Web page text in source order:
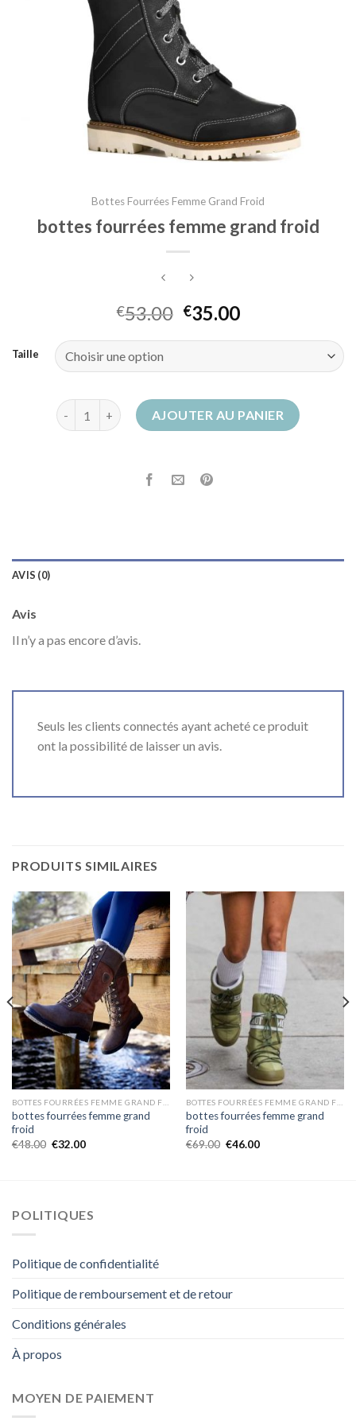
Bottes Fourrées Femme Grand Froid
bottes fourrées femme grand froid
€53.00 €35.00
Taille
quantité de bottes fourrées femme grand froid
AJOUTER AU PANIER
AVIS (0)
Avis
Il n’y a pas encore d’avis.
Seuls les clients connectés ayant acheté ce produit
ont la possibilité de laisser un avis.
PRODUITS SIMILAIRES
BOTTES FOURRÉES FEMME GRAND FROID
bottes fourrées femme grand
froid
€48.00 €32.00
BOTTES FOURRÉES FEMME GRAND FROID
bottes fourrées femme grand
froid
€69.00 €46.00
POLITIQUES
Politique de confidentialité
Politique de remboursement et de retour
Conditions générales
À propos
MOYEN DE PAIEMENT